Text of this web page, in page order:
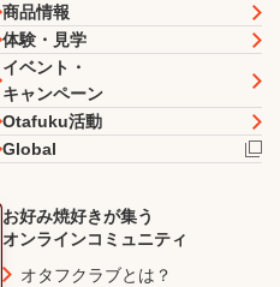
商品情報
体験・見学
イベント・
キャンペーン
Otafuku活動
Global
お好み焼好きが集う
オンラインコミュニティ
オタフクラブとは？